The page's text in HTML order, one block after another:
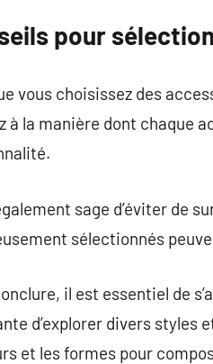
pour
vous choisissez des
à la manière dont chaque
sage d’éviter de
sélectionnés
il est essentiel de
d’explorer divers styles
et les formes pour